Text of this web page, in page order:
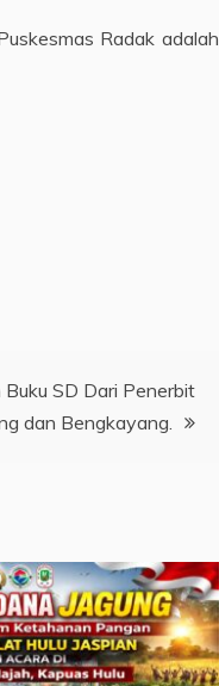
Radak adalah
SD Dari Penerbit
dan Bengkayang.